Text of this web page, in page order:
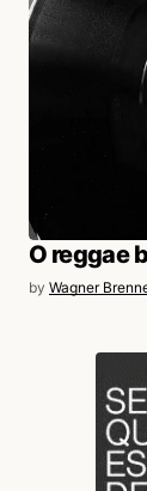
O reggae
by Wagner